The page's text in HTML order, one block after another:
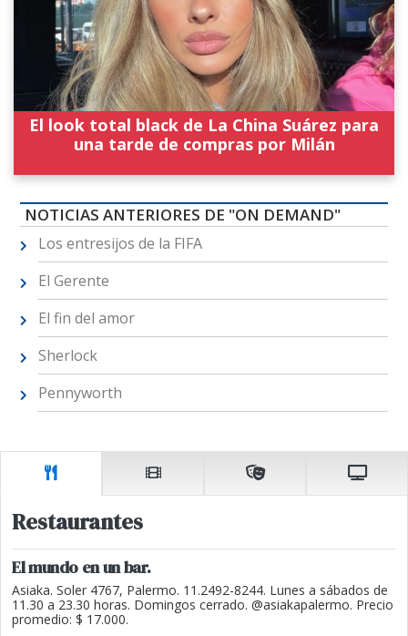
El look total black de La China Suárez para
una tarde de compras por Milán
NOTICIAS ANTERIORES DE "ON DEMAND"
Los entresijos de la FIFA
El Gerente
El fin del amor
Sherlock
Pennyworth
Restaurantes
El mundo en un bar.
Asiaka. Soler 4767, Palermo. 11.2492-8244. Lunes a sábados de
11.30 a 23.30 horas. Domingos cerrado. @asiakapalermo. Precio
promedio: $ 17.000.